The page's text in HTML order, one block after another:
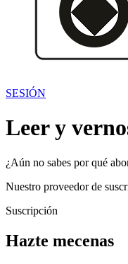
SESIÓN
Leer y
¿Aún no sabes por qué
Nuestro proveedor de
Suscripción
Hazte mecenas